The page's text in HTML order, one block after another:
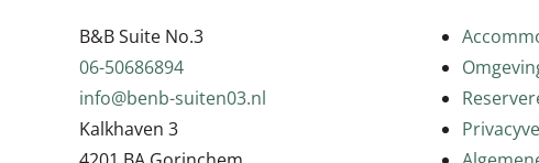
B&B Suite No.3
06-50686894
info@benb-suiten03.nl
Kalkhaven 3